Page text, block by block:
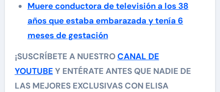
Muere conductora de televisión a los 38
años que estaba embarazada y tenía 6
meses de gestación
¡SUSCRÍBETE A NUESTROCANAL DE
YOUTUBE Y ENTÉRATE ANTES QUE NADIE DE
LAS MEJORES EXCLUSIVAS CON ELISA